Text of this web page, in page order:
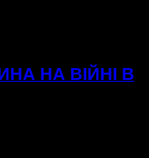
НА ВІЙНІ В